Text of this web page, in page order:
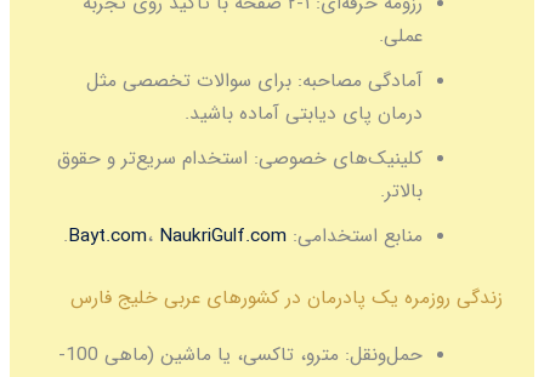
مصاحبه: برای سوالات تخصصی مثل
پای دیابتی آماده باشید.
خصوصی:استخدام سریع‌تر و حقوق
استخدامی:
Bayt.com،NaukriGulf.com
.
یک پادرمان در کشورهای عربی خلیج فارس
مترو، تاکسی، یا ماشین (ماهی 100-